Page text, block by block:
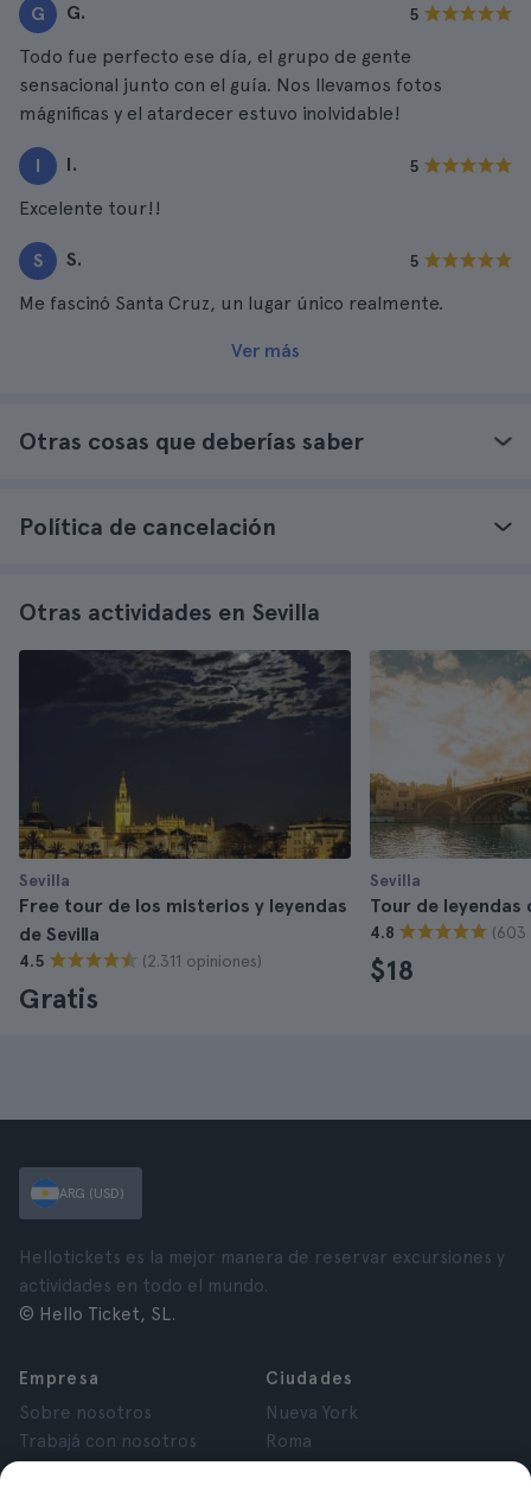
G G. 5
Todo fue perfecto ese día, el grupo de gente
sensacional junto con el guía. Nos llevamos fotos
mágnificas y el atardecer estuvo inolvidable!
I I. 5
Excelente tour!!
S S. 5
Me fascinó Santa Cruz, un lugar único realmente.
Ver más
Otras cosas que deberías saber
Política de cancelación
Otras actividades en Sevilla
Sevilla
Free tour de los misterios y leyendas
de Sevilla
4.5 (2.311 opiniones)
Gratis
Sevilla
Tour de leyendas
4.8 (603
$18
ARG (USD)
Hellotickets es la mejor manera de reservar excursiones y
actividades en todo el mundo.
© Hello Ticket, SL.
Empresa
Sobre nosotros
Trabajá con nosotros
Ciudades
Nueva York
Roma